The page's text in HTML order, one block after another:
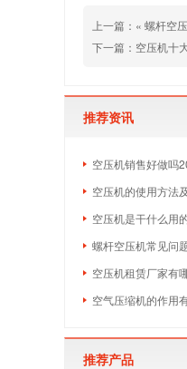
上一篇：« 螺杆空
下一篇： 空压机十
推荐资讯
空压机销售好做吗
空压机的使用方法
空压机是干什么用
螺杆空压机常见问
空压机租赁厂家有
空气压缩机的作用
推荐产品